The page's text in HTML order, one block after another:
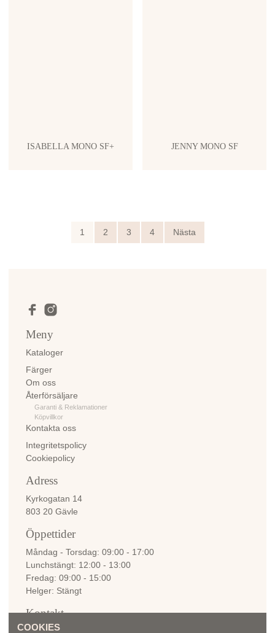
ISABELLA MONO SF+ JENNY MONO SF
1 2 3 4 Nästa
Meny
Kataloger
Färger
Om oss
Återförsäljare
Garanti & Reklamationer
Köpvillkor
Kontakta oss
Integritetspolicy
Cookiepolicy
Adress
Kyrkogatan 14
803 20 Gävle
Öppettider
Måndag - Torsdag 09:00 - 17:00
Lunchstängt 12:00 - 13:00
Fredag 09:00 - 15:00
Helger Stängt
Kontakt
COOKIES